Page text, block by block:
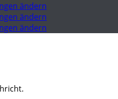
ändern
ändern
ändern